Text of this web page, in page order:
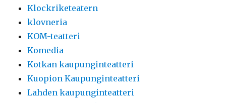
Klockriketeatern
klovneria
KOM-teatteri
Komedia
Kotkan kaupunginteatteri
Kuopion Kaupunginteatteri
Lahden kaupunginteatteri